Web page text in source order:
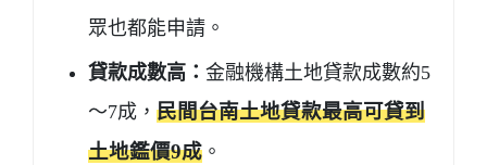
眾也都能申請。
貸款成數高： 金融機構土地貸款成數約5
～7成， 民間台南土地貸款最高可貸到
土地鑑價9成 。